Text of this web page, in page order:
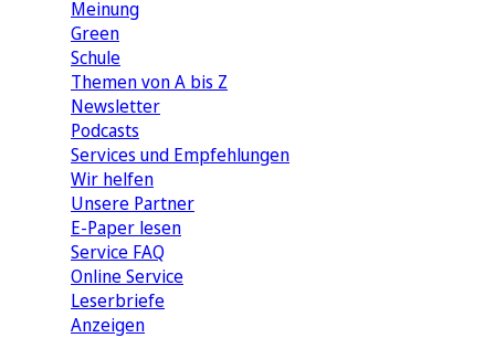
Meinung
Green
Schule
Themen von A bis Z
Newsletter
Podcasts
Services und Empfehlungen
Wir helfen
Unsere Partner
E-Paper lesen
Service FAQ
Online Service
Leserbriefe
Anzeigen